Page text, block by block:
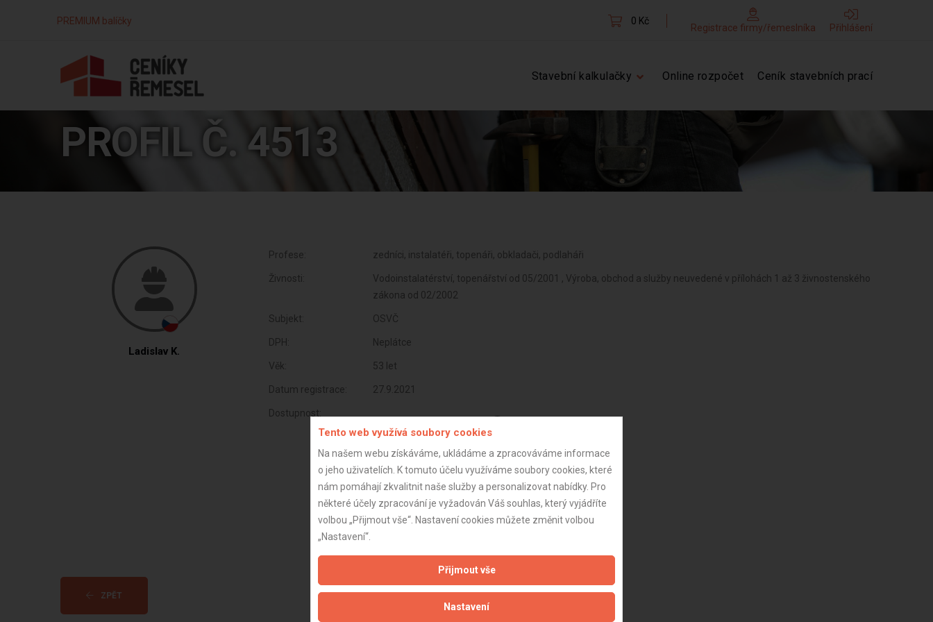
PREMIUM balíčky 0 Kč
Registrace firmy/řemeslníka Přihlášení
Stavební kalkulačky Online rozpočet Ceník stavebních prací
PROFIL Č. 4513
Ladislav K.
Profese: zedníci, instalatéři, topenáři, obkladači, podlaháři
Živnosti:
Vodoinstalatérství, topenářství od 05/2001 , Výroba, obchod a služby neuvedené v přílohách 1 až 3 živnostenského
zákona od 02/2002
Subjekt: OSVČ
DPH: Neplátce
Věk: 53 let
Datum registrace: 27.9.2021
Dostupnost:
ZPĚT
Tento web využívá soubory cookies
Na našem webu získáváme, ukládáme a zpracováváme informace
o jeho uživatelích. K tomuto účelu využíváme soubory cookies, které
nám pomáhají zkvalitnit naše služby a personalizovat nabídky. Pro
některé účely zpracování je vyžadován Váš souhlas, který vyjádříte
volbou „Přijmout vše“. Nastavení cookies můžete změnit volbou
„Nastavení“.
Přijmout vše
Nastavení